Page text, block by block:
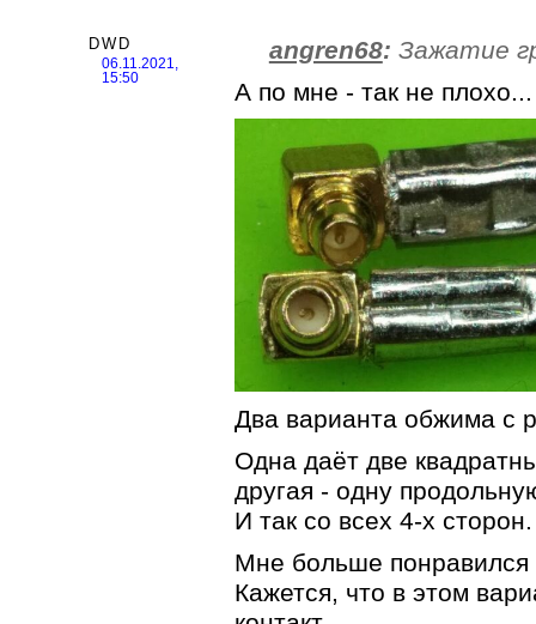
DWD
06.11.2021,
15:50
angren68: Зажатие
А по мне - так не
Два варианта обжима с
Одна даёт две
другая - одну
И так со всех 4-х
Мне больше понравился
Кажется, что в этом